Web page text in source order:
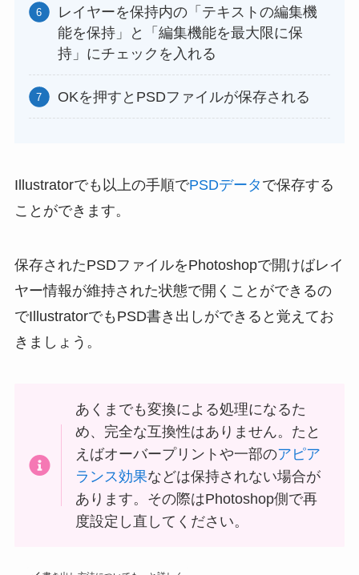
レイヤーを保持内の「テキストの編集機
能を保持」と「編集機能を最大限に保
持」にチェックを入れる
OKを押すとPSDファイルが保存される
Illustratorでも以上の手順でPSDデータ で保存する
ことができます。
保存されたPSDファイルをPhotoshopで開けばレイ
ヤー情報が維持された状態で開くことができるの
でIllustratorでもPSD書き出しができると覚えてお
きましょう。
あくまでも変換による処理になるた
め、完全な互換性はありません。たと
えばオーバープリントや一部のアピア
ランス効果などは保持されない場合が
あります。その際はPhotoshop側で再
度設定し直してください。